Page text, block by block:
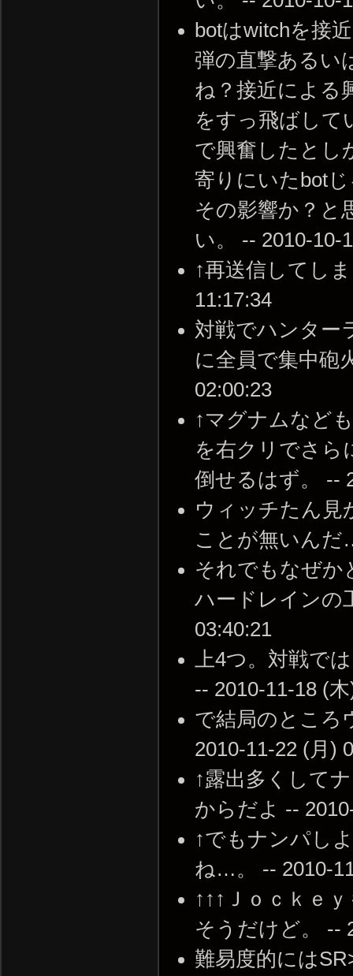
botはwitchを接
弾の直撃あるい
ね？接近による
をすっ飛ばして
で興奮したとし
寄りにいたbot
その影響か？と
い。 -- 2010-10-
↑再送信してし
11:17:34
対戦でハンター
に全員で集中砲
02:00:23
↑マグナムなど
を右クリでさら
倒せるはず。 --
ウィッチたん見
ことが無いん
それでもなぜか
ハードレインの
03:40:21
上4つ。対戦で
-- 2010-11-18 (
で結局のところ
2010-11-22 (月)
↑露出多くして
からだよ --
↑でもナンパし
ね…。 -- 2010-
↑↑↑Ｊｏｃｋｅ
そうだけど。 --
難易度的には